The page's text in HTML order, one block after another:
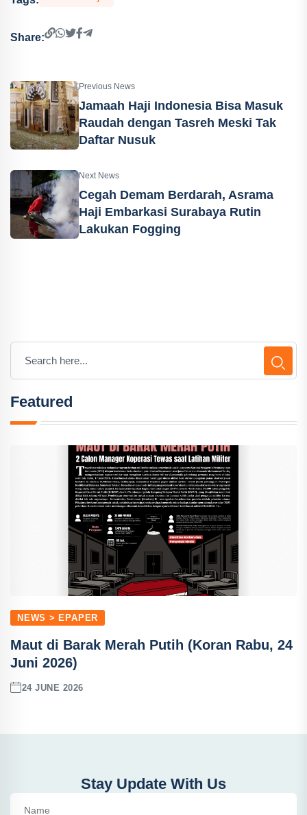
Share:
Previous News
Jamaah Haji Indonesia Bisa Masuk
Raudah dengan Tasreh Meski Tak
Daftar Nusuk
Next News
Cegah Demam Berdarah, Asrama
Haji Embarkasi Surabaya Rutin
Lakukan Fogging
Featured
NEWS > EPAPER
Maut di Barak Merah Putih (Koran Rabu, 24
Juni 2026)
24 JUNE 2026
Stay Update With Us